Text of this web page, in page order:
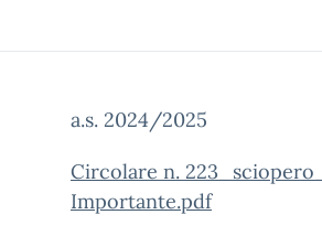
a.s. 2024/2025
Circolare n.
Importante.pdf